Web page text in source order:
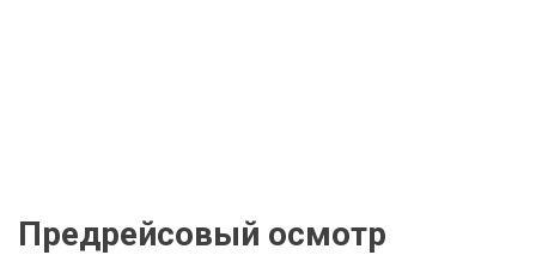
Предрейсовый осмотр